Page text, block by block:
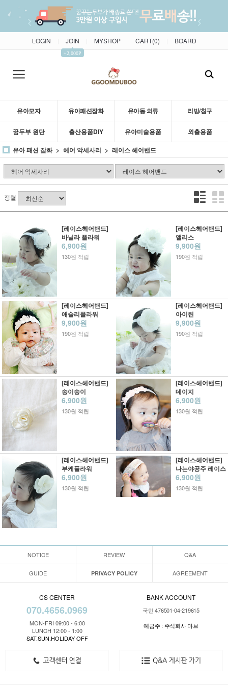
LOGIN JOIN
▲
+2,000P
MYSHOP CART(0) BOARD
유아모자 유아패션잡화 유아동 의류 리빙/침구
꿈두부 원단 출산용품DIY 유아미술용품
외출용품
유아 패션 잡화
헤어 악세사리 레이스 헤어밴드
정렬
[레이스헤어밴드]
바닐라 플라워
6,900원
130원 적립
[레이스헤어밴드]
앨리스
9,900원
190원 적립
[레이스헤어밴드]
애슐리플라워
9,900원
190원 적립
[레이스헤어밴드]
아이린
9,900원
190원 적립
[레이스헤어밴드]
송이송이
6,900원
130원 적립
[레이스헤어밴드]
데이지
6,900원
130원 적립
[레이스헤어밴드]
부케플라워
6,900원
130원 적립
[레이스헤어밴드]
나는야공주 레이스
6,900원
130원 적립
NOTICE REVIEW Q&A
GUIDE PRIVACY POLICY AGREEMENT
CS CENTER
070.4656.0969
MON-FRI 09:00 - 6:00
LUNCH 12:00 - 1:00
SAT.SUN.HOLIDAY OFF
BANK ACCOUNT
국민 476501-04-219615
예금주 : 주식회사 마브